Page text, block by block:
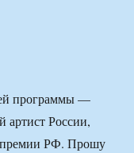
программы —
артист России,
премии РФ. Прошу